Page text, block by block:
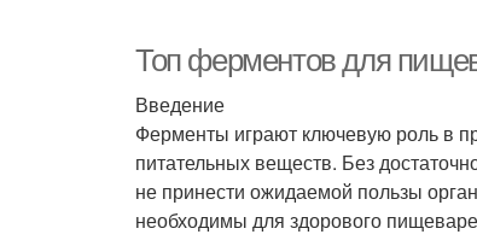
Топ ферментов для
Введение
Ферменты играют ключевую роль в
питательных веществ. Без
не принести ожидаемой пользы
необходимы для здорового